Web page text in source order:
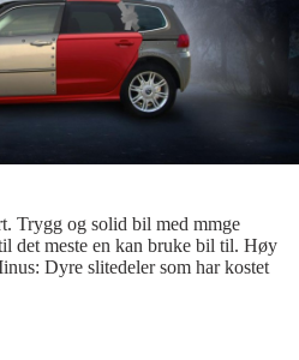
Trygg og solid bil med mmge
det meste en kan bruke bil til. Høy
Dyre slitedeler som har kostet